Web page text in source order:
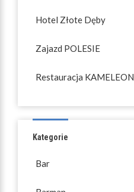
Hotel Złote Dęby
Zajazd POLESIE
Restauracja KAMELEON
Kategorie
Bar